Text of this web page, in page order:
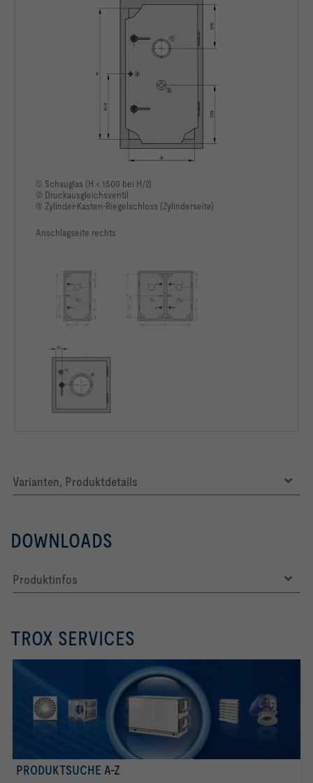
① Schauglas (H < 1500 bei H/2)
② Druckausgleichsventil
③ Zylinder-Kasten-Riegelschloss (Zylinderseite)
Anschlagseite rechts
Varianten, Produktdetails
DOWNLOADS
Produktinfos
TROX SERVICES
PRODUKTSUCHE A-Z